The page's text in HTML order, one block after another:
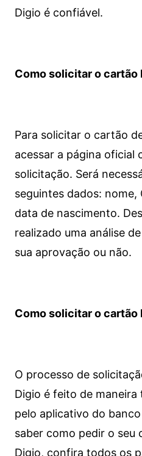
Digio é confiável.
Como solicitar o cartão
Para solicitar o cartão
acessar a página oficial
solicitação. Será
seguintes dados: nome,
data de nascimento.
realizado uma análise
sua aprovação ou não.
Como solicitar o cartão
O processo de
Digio é feito de
pelo aplicativo do
saber como pedir o seu
Digio, confira todos os